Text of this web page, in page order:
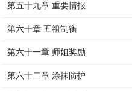
第五十九章 重要情报
第六十章 五祖制衡
第六十一章 师姐奖励
第六十二章 涂抹防护